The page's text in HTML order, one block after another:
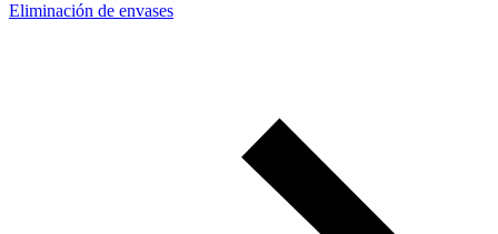
Eliminación de envases